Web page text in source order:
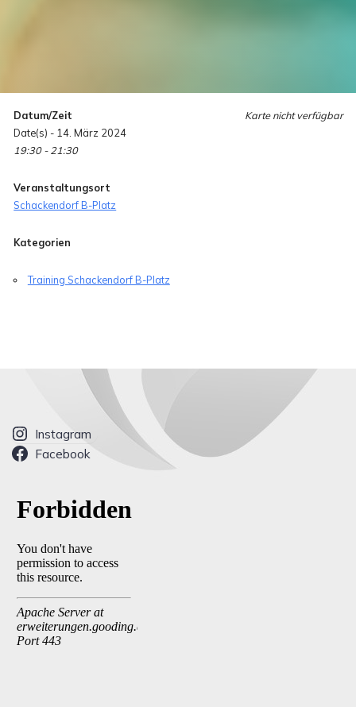
Karte nicht verfügbar
Datum/Zeit
Date(s) - 14. März 2024
19:30 - 21:30
Veranstaltungsort
Schackendorf B-Platz
Kategorien
Training Schackendorf B-Platz
Instagram
Facebook